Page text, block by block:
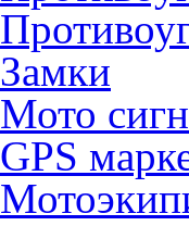
Замки
Мото
GPS